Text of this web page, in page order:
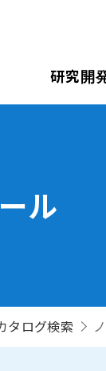
研究開
ル
タログ検索